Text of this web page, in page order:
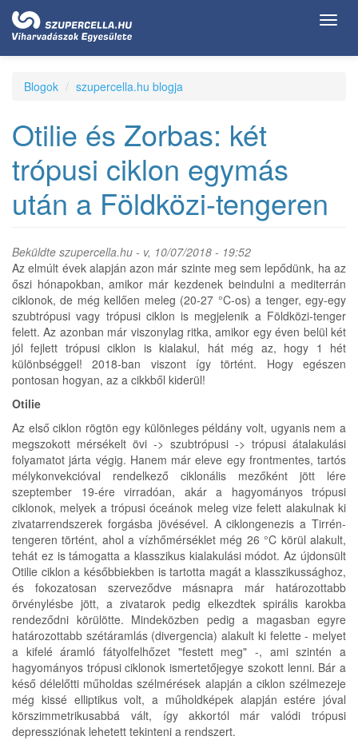
Ugrás
tartalomra
Blogok szupercella.hu blogja
Otilie és Zorbas: két
trópusi ciklon egymás
után a Földközi-tengeren
Beküldte szupercella.hu - v, 10/07/2018 - 19:52
Az elmúlt évek alapján azon már szinte meg sem lepődünk, ha az
őszi hónapokban, amikor már kezdenek beindulni a mediterrán
ciklonok, de még kellően meleg (20-27 °C-os) a tenger, egy-egy
szubtrópusi vagy trópusi ciklon is megjelenik a Földközi-tenger
felett. Az azonban már viszonylag ritka, amikor egy éven belül két
jól fejlett trópusi ciklon is kialakul, hát még az, hogy 1 hét
különbséggel! 2018-ban viszont így történt. Hogy egészen
pontosan hogyan, az a cikkből kiderül!
Otilie
Az első ciklon rögtön egy különleges példány volt, ugyanis nem a
megszokott mérsékelt övi -> szubtrópusi -> trópusi átalakulási
folyamatot járta végig. Hanem már eleve egy frontmentes, tartós
mélykonvekcióval rendelkező ciklonális mezőként jött lére
szeptember 19-ére virradóan, akár a hagyományos trópusi
ciklonok, melyek a trópusi óceánok meleg vize felett alakulnak ki
zivatarrendszerek forgásba jövésével. A ciklongenezis a Tirrén-
tengeren történt, ahol a vízhőmérséklet még 26 °C körül alakult,
tehát ez is támogatta a klasszikus kialakulási módot. Az újdonsült
Otilie ciklon a későbbiekben is tartotta magát a klasszikussághoz,
és fokozatosan szerveződve másnapra már határozottabb
örvénylésbe jött, a zivatarok pedig elkezdtek spirális karokba
rendeződni körülötte. Mindeközben pedig a magasban egyre
határozottabb szétáramlás (divergencia) alakult ki felette - melyet
a kifelé áramló fátyolfelhőzet "festett meg" -, ami szintén a
hagyományos trópusi ciklonok ismertetőjegye szokott lenni. Bár a
késő délelőtti műholdas szélmérések alapján a ciklon szélmezeje
még kissé elliptikus volt, a műholdképek alapján estére jóval
körszimmetrikusabbá vált, így akkortól már valódi trópusi
depressziónak lehetett tekinteni a rendszert.